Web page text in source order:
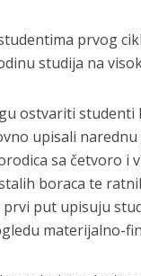
prvog
studija na
ostvariti
upisali
sa četvoro i
boraca te
put upisuju
materijalno-